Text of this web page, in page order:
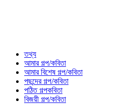
তথ্য
আমার গল্প/কবিতা
আমার বিশেষ গল্প/কবিতা
পছন্দের গল্প/কবিতা
পঠিত গল্পকবিতা
বিজয়ী গল্প/কবিতা